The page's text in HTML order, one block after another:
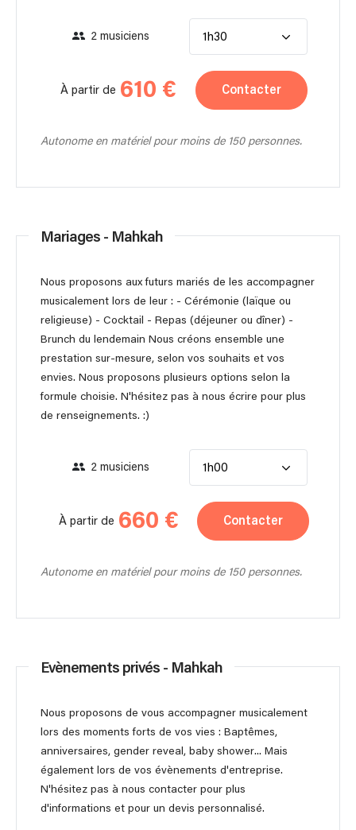
2 musiciens 1h30
À partir de 610 € Contacter
Autonome en matériel pour moins de 150 personnes.
Mariages - Mahkah
Nous proposons aux futurs mariés de les accompagner
musicalement lors de leur : - Cérémonie (laïque ou
religieuse) - Cocktail - Repas (déjeuner ou dîner) -
Brunch du lendemain Nous créons ensemble une
prestation sur-mesure, selon vos souhaits et vos
envies. Nous proposons plusieurs options selon la
formule choisie. N'hésitez pas à nous écrire pour plus
de renseignements. :)
2 musiciens 1h00
À partir de 660 € Contacter
Autonome en matériel pour moins de 150 personnes.
Evènements privés - Mahkah
Nous proposons de vous accompagner musicalement
lors des moments forts de vos vies : Baptêmes,
anniversaires, gender reveal, baby shower... Mais
également lors de vos évènements d'entreprise.
N'hésitez pas à nous contacter pour plus
d'informations et pour un devis personnalisé.